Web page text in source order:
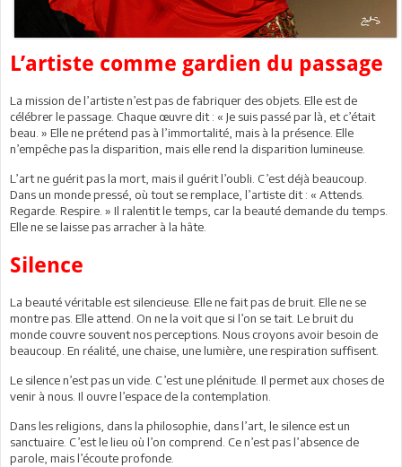
L’artiste comme gardien du passage
La mission de l’artiste n’est pas de fabriquer des objets. Elle est de
célébrer le passage. Chaque œuvre dit : « Je suis passé par là, et c’était
beau. » Elle ne prétend pas à l’immortalité, mais à la présence. Elle
n’empêche pas la disparition, mais elle rend la disparition lumineuse.
L’art ne guérit pas la mort, mais il guérit l’oubli. C’est déjà beaucoup.
Dans un monde pressé, où tout se remplace, l’artiste dit : « Attends.
Regarde. Respire. » Il ralentit le temps, car la beauté demande du temps.
Elle ne se laisse pas arracher à la hâte.
Silence
La beauté véritable est silencieuse. Elle ne fait pas de bruit. Elle ne se
montre pas. Elle attend. On ne la voit que si l’on se tait. Le bruit du
monde couvre souvent nos perceptions. Nous croyons avoir besoin de
beaucoup. En réalité, une chaise, une lumière, une respiration suffisent.
Le silence n’est pas un vide. C’est une plénitude. Il permet aux choses de
venir à nous. Il ouvre l’espace de la contemplation.
Dans les religions, dans la philosophie, dans l’art, le silence est un
sanctuaire. C’est le lieu où l’on comprend. Ce n’est pas l’absence de
parole, mais l’écoute profonde.